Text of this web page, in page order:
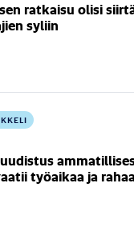
ratkaisu olisi
syliin
työaikaa ja